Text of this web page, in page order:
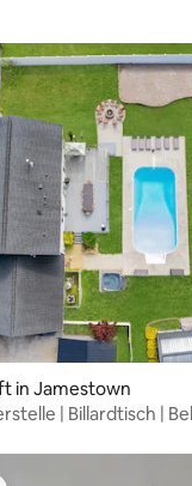
in Jamestown
| Billardtisch |